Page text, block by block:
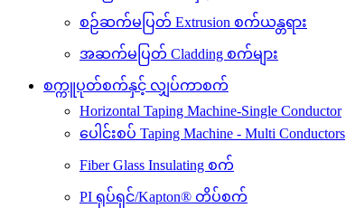
စဉ်ဆက်မပြတ် Extrusion စက်ယန္တရား
အဆက်မပြတ် Cladding စက်များ
စက္ကူပုတ်စက်နှင့် လျှပ်ကာစက်
Horizontal Taping Machine-Single Conductor
ပေါင်းစပ် Taping Machine - Multi Conductors
Fiber Glass Insulating စက်
PI ရုပ်ရှင်/Kapton® တိပ်စက်